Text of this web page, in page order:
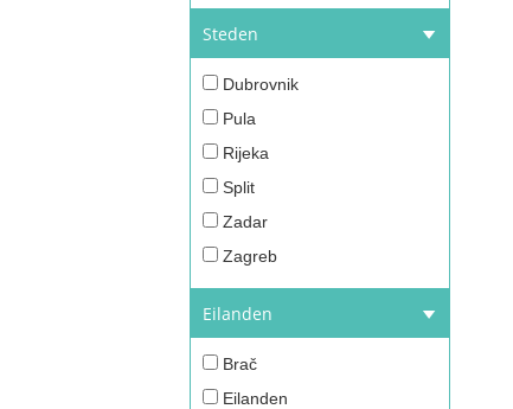
Steden
Dubrovnik
Pula
Rijeka
Split
Zadar
Zagreb
Eilanden
Brač
Eilanden